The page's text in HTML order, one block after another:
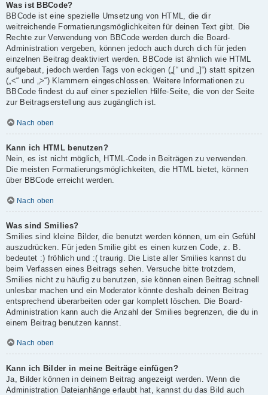
Was ist BBCode?
BBCode ist eine spezielle Umsetzung von HTML, die dir
weitreichende Formatierungsmöglichkeiten für deinen Text gibt. Die
Rechte zur Verwendung von BBCode werden durch die Board-
Administration vergeben, können jedoch auch durch dich für jeden
einzelnen Beitrag deaktiviert werden. BBCode ist ähnlich wie HTML
aufgebaut, jedoch werden Tags von eckigen („[“ und „]“) statt spitzen
(„<“ und „>“) Klammern eingeschlossen. Weitere Informationen zu
BBCode findest du auf einer speziellen Hilfe-Seite, die von der Seite
zur Beitragserstellung aus zugänglich ist.
Nach oben
Kann ich HTML benutzen?
Nein, es ist nicht möglich, HTML-Code in Beiträgen zu verwenden.
Die meisten Formatierungsmöglichkeiten, die HTML bietet, können
über BBCode erreicht werden.
Nach oben
Was sind Smilies?
Smilies sind kleine Bilder, die benutzt werden können, um ein Gefühl
auszudrücken. Für jeden Smilie gibt es einen kurzen Code, z. B.
bedeutet :) fröhlich und :( traurig. Die Liste aller Smilies kannst du
beim Verfassen eines Beitrags sehen. Versuche bitte trotzdem,
Smilies nicht zu häufig zu benutzen, sie können einen Beitrag schnell
unlesbar machen und ein Moderator könnte deshalb deinen Beitrag
entsprechend überarbeiten oder gar komplett löschen. Die Board-
Administration kann auch die Anzahl der Smilies begrenzen, die du in
einem Beitrag benutzen kannst.
Nach oben
Kann ich Bilder in meine Beiträge einfügen?
Ja, Bilder können in deinem Beitrag angezeigt werden. Wenn die
Administration Dateianhänge erlaubt hat, kannst du das Bild auch